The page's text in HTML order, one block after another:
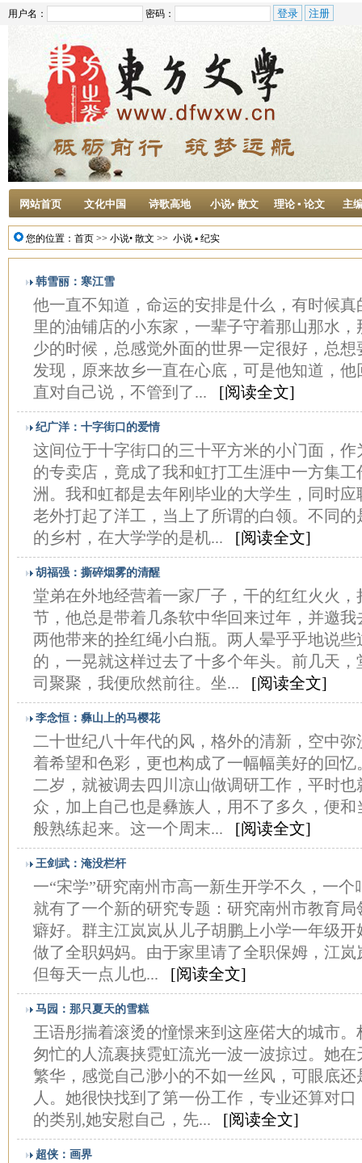
用户名： 密码：
网站首页 文化中国 诗歌高地 小说• 散文 理论 ▪ 论文 主
您的位置： 首页 >> 小说• 散文 >> 小说 ▪ 纪实
韩雪丽：寒江雪
他一直不知道，命运的安排是什么，有时候
里的油铺店的小东家，一辈子守着那山那水
少的时候，总感觉外面的世界一定很好，总
发现，原来故乡一直在心底，可是他知道，
直对自己说，不管到了... [阅读全文]
纪广洋：十字街口的爱情
这间位于十字街口的三十平方米的小门面，
的专卖店，竟成了我和虹打工生涯中一方集
洲。我和虹都是去年刚毕业的大学生，同时
老外打起了洋工，当上了所谓的白领。不同
的乡村，在大学学的是机... [阅读全文]
胡福强：撕碎烟雾的清醒
堂弟在外地经营着一家厂子，干的红红火火
节，他总是带着几条软中华回来过年，并邀
两他带来的拴红绳小白瓶。两人晕乎乎地说
的，一晃就这样过去了十多个年头。前几天
司聚聚，我便欣然前往。坐... [阅读全文]
李念恒：彝山上的马樱花
二十世纪八十年代的风，格外的清新，空中
着希望和色彩，更也构成了一幅幅美好的回
二岁，就被调去四川凉山做调研工作，平时
众，加上自己也是彝族人，用不了多久，便
般熟练起来。这一个周末... [阅读全文]
王剑武：淹没栏杆
一“宋学”研究南州市高一新生开学不久，一个
就有了一个新的研究专题：研究南州市教育
癖好。群主江岚岚从儿子胡鹏上小学一年级
做了全职妈妈。由于家里请了全职保姆，江
但每天一点儿也... [阅读全文]
马园：那只夏天的雪糕
王语彤揣着滚烫的憧憬来到这座偌大的城市
匆忙的人流裹挟霓虹流光一波一波掠过。她
繁华，感觉自己渺小的不如一丝风，可眼底
人。她很快找到了第一份工作，专业还算对
的类别,她安慰自己，先... [阅读全文]
超侠：画界